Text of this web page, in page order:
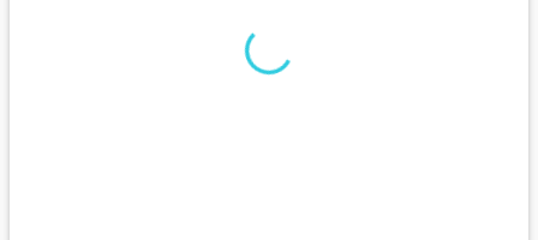
détour. Les plantations historiques, comme Oak Alley, offrent
un aperçu de l'histoire du Sud. Les bayous offrent des
excursions en bateau au cœur de paysages naturels